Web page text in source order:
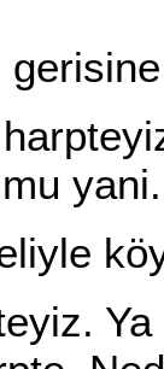
yani.
köyü
Ya